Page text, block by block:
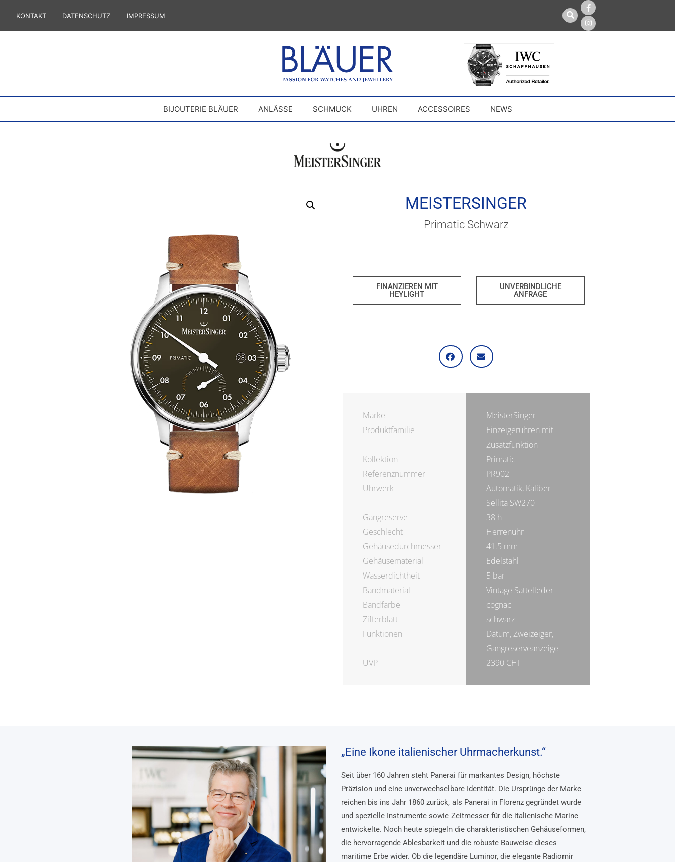
KONTAKT DATENSCHUTZ IMPRESSUM
BIJOUTERIE BLÄUER ANLÄSSE SCHMUCK UHREN ACCESSOIRES NEWS
MEISTERSINGER
Primatic Schwarz
FINANZIEREN MIT
HEYLIGHT
UNVERBINDLICHE
ANFRAGE
Marke
MeisterSinger
Produktfamilie
Einzeigeruhren mit
Zusatzfunktion
Kollektion
Primatic
Referenznummer
PR902
Uhrwerk
Automatik, Kaliber
Sellita SW270
Gangreserve
38 h
Geschlecht
Herrenuhr
Gehäusedurchmesser
41.5 mm
Gehäusematerial
Edelstahl
Wasserdichtheit
5 bar
Bandmaterial
Vintage Sattelleder
Bandfarbe
cognac
Zifferblatt
schwarz
Funktionen
Datum, Zweizeiger,
Gangreserveanzeige
UVP
2390 CHF
„Eine Ikone italienischer Uhrmacherkunst.“
Seit über 160 Jahren steht Panerai für markantes Design, höchste
Präzision und eine unverwechselbare Identität. Die Ursprünge der Marke
reichen bis ins Jahr 1860 zurück, als Panerai in Florenz gegründet wurde
und spezielle Instrumente sowie Zeitmesser für die italienische Marine
entwickelte. Noch heute spiegeln die charakteristischen Gehäuseformen,
die hervorragende Ablesbarkeit und die robuste Bauweise dieses
maritime Erbe wider. Ob die legendäre Luminor, die elegante Radiomir